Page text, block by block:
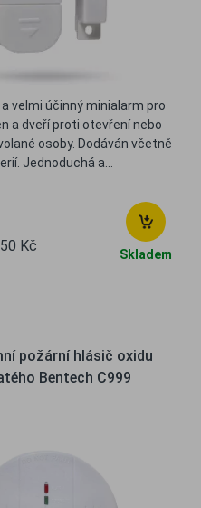
velmi účinný minialarm pro
a dveří proti otevření nebo
osoby. Dodáván včetně
Jednoduchá a...
Kč Skladem
požární hlásič oxidu
Bentech C999